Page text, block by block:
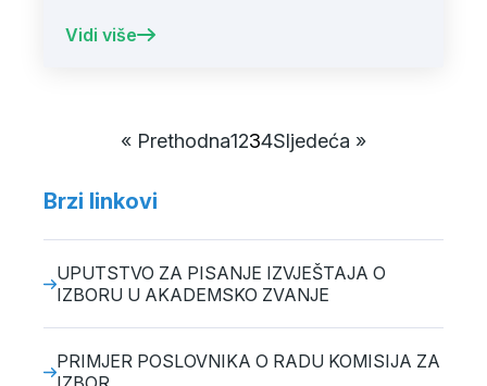
Halimića i mr. sci. dr. Emira Bičakčića
Vidi više
« Prethodna1234Sljedeća »
Brzi linkovi
UPUTSTVO ZA PISANJE IZVJEŠTAJA O
IZBORU U AKADEMSKO ZVANJE
PRIMJER POSLOVNIKA O RADU KOMISIJA ZA